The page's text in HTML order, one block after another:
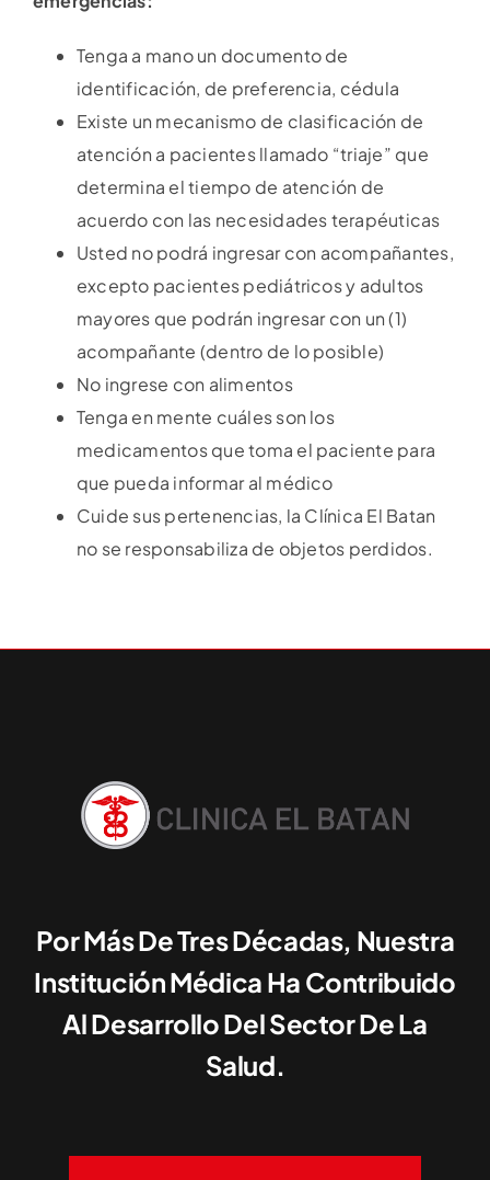
Tenga a mano un documento de
identificación, de preferencia, cédula
Existe un mecanismo de clasificación de
atención a pacientes llamado “triaje” que
determina el tiempo de atención de
acuerdo con las necesidades terapéuticas
Usted no podrá ingresar con acompañantes,
excepto pacientes pediátricos y adultos
mayores que podrán ingresar con un (1)
acompañante (dentro de lo posible)
No ingrese con alimentos
Tenga en mente cuáles son los
medicamentos que toma el paciente para
que pueda informar al médico
Cuide sus pertenencias, la Clínica El Batan
no se responsabiliza de objetos perdidos.
Por Más De Tres Décadas, Nuestra
Institución Médica Ha Contribuido
Al Desarrollo Del Sector De La
Salud.